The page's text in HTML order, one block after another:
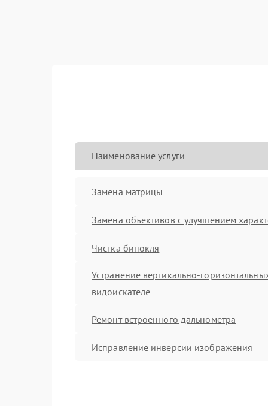
Наименование услуги
Замена матрицы
Замена объективов с улучшением
Чистка бинокля
Устранение вертикально-
видоискателе
Ремонт встроенного дальнометра
Исправление инверсии изображения